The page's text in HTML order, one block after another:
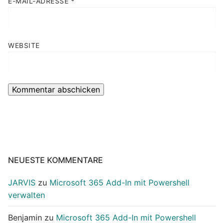
WEBSITE
NEUESTE KOMMENTARE
JARVIS zu Microsoft 365 Add-In mit Powershell
verwalten
Benjamin zu Microsoft 365 Add-In mit Powershell